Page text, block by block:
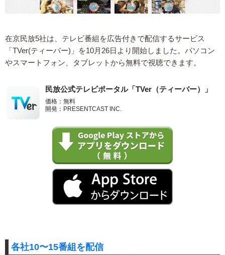
在京民放5社は、テレビ番組を広告付きで配信するサービス
「TVer(ティーバー)」を10月26日より開始しました。パソコン
やスマートフォン、タブレットから無料で視聴できます。
民放公式テレビポータル「TVer（ティーバー）」
価格：無料
開発：PRESENTCAST INC.
各社10〜15番組を配信